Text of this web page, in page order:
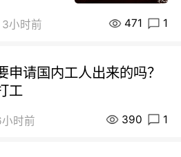
3小时前 471 1
申请国内工人出来的吗？
工
时前 390 1